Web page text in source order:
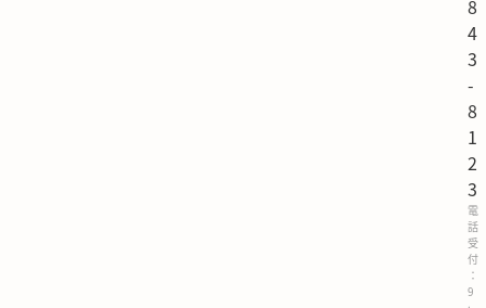
8
4
3
-
8
1
2
3
電
話
受
付
：
9